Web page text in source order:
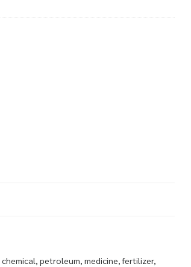
petroleum, medicine, fertilizer,